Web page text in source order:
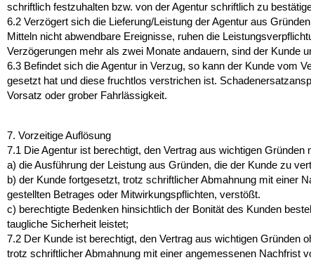
schriftlich festzuhalten bzw. von der Agentur schriftlich zu
6.2 Verzögert sich die Lieferung/Leistung der Agentur aus
Mitteln nicht abwendbare Ereignisse, ruhen die
Verzögerungen mehr als zwei Monate andauern, sind der Kunde
6.3 Befindet sich die Agentur in Verzug, so kann der Kunde vom
gesetzt hat und diese fruchtlos verstrichen ist.
Vorsatz oder grober Fahrlässigkeit.
7. Vorzeitige Auflösung
7.1 Die Agentur ist berechtigt, den Vertrag aus wichtigen
a) die Ausführung der Leistung aus Gründen, die der Kunde zu
b) der Kunde fortgesetzt, trotz schriftlicher Abmahnung mit einer
gestellten Betrages oder Mitwirkungspflichten, verstößt.
c) berechtigte Bedenken hinsichtlich der Bonität des Kunden
taugliche Sicherheit leistet;
7.2 Der Kunde ist berechtigt, den Vertrag aus wichtigen Gründen
trotz schriftlicher Abmahnung mit einer angemessenen Nachfrist